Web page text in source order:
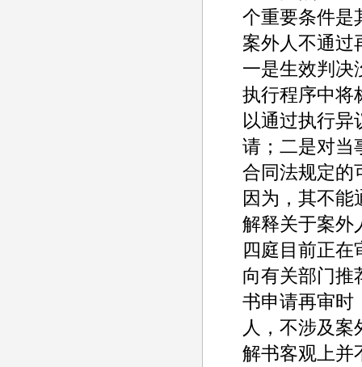
个重要条件是
案外人不通过
一是生效判决
执行程序中将
以通过执行
请；二是对当
合同法规定的
因为，其不能
解释关于案外
四庭目前正在
向有关部门推
书申请再审时
人，不涉及
解书客观上并